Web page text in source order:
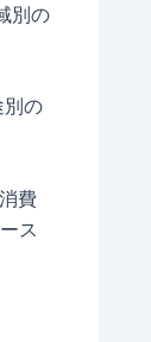
別の
の
費
ス